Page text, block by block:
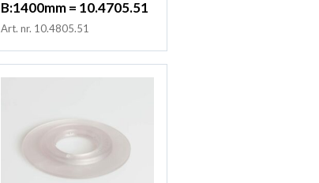
B:1400mm = 10.4705.51
Art. nr. 10.4805.51